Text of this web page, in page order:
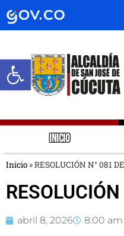
Abrir barra
INICIO
Inicio »RESOLUCIÓN N° 081
abril 8, 2026 8:00 am